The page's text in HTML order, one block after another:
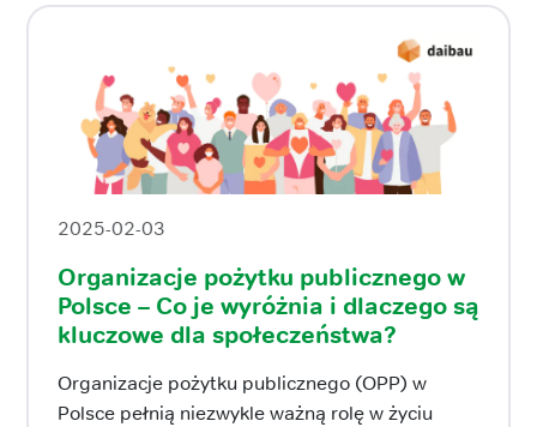
2025-02-03
Organizacje pożytku publicznego w
Polsce – Co je wyróżnia i dlaczego są
kluczowe dla społeczeństwa?
Organizacje pożytku publicznego (OPP) w
Polsce pełnią niezwykle ważną rolę w życiu